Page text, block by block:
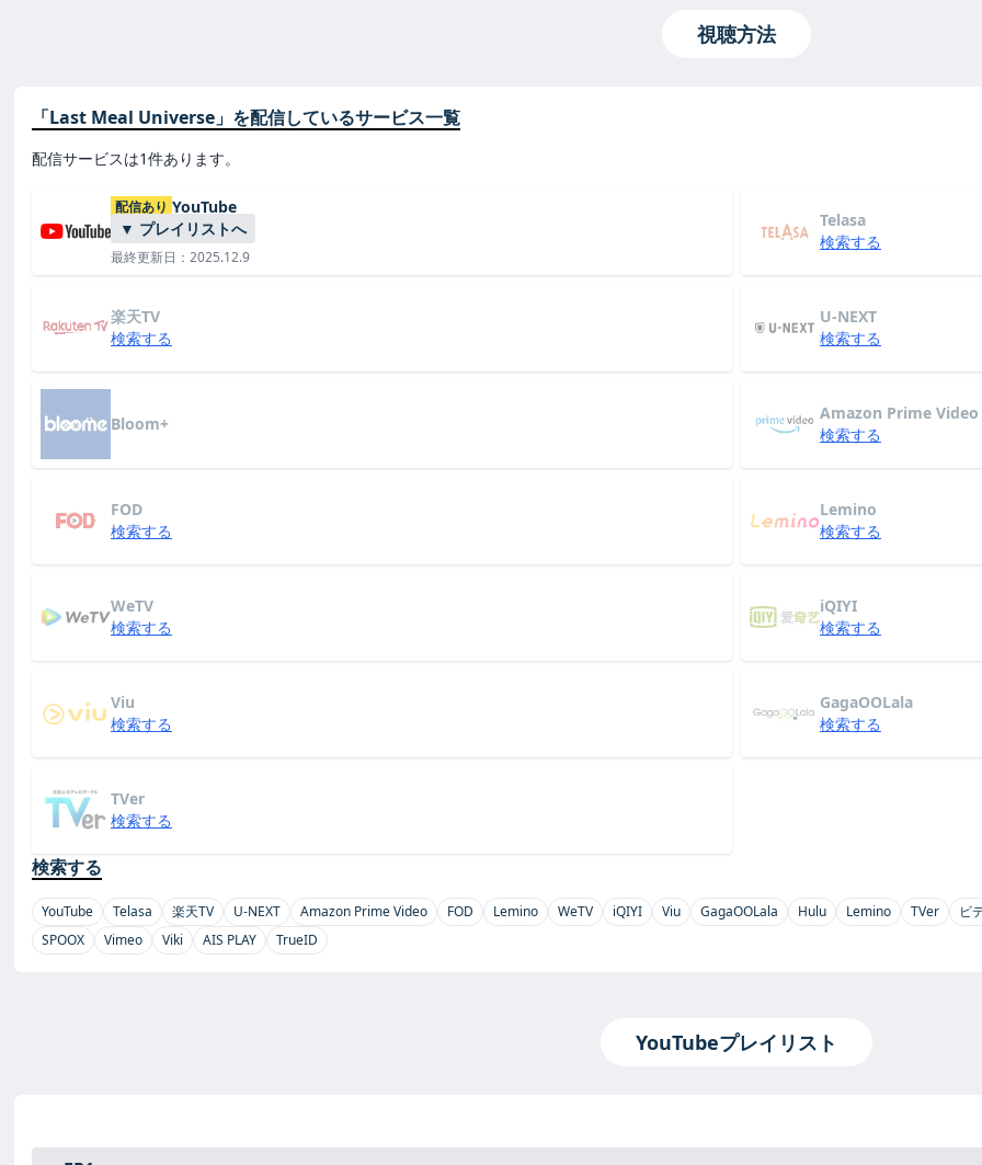
視聴方法
「Last Meal Universe」を配信しているサービス一覧
配信サービスは1件あります。
配信あり YouTube
▼ プレイリストへ
最終更新日：2025.12.9
Telasa
検索する
楽天TV
検索する
U-NEXT
検索する
Bloom+
Amazon Prime Video
検索する
FOD
検索する
Lemino
検索する
WeTV
検索する
iQIYI
検索する
Viu
検索する
GagaOOLala
検索する
TVer
検索する
検索する
YouTube Telasa 楽天TV U-NEXT Amazon Prime Video FOD Lemino WeTV iQIYI Viu GagaOOLala Hulu Lemino TVer
ビ
SPOOX
Vimeo Viki AIS PLAY TrueID
YouTubeプレイリスト